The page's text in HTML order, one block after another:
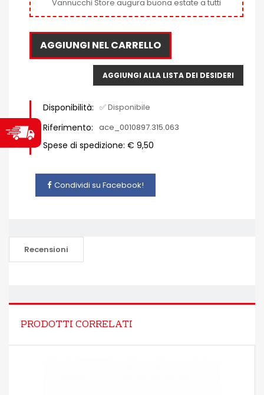
Vannucchi Store augura buona estate a tutti
AGGIUNGI NEL CARRELLO
AGGIUNGI ALLA LISTA DEI DESIDERI
Disponibilità: ✅ Disponibile
Riferimento: ace_0010897.315.063
Spese di spedizione: € 9,50
Condividi su Facebook!
Recensioni
PRODOTTI CORRELATI